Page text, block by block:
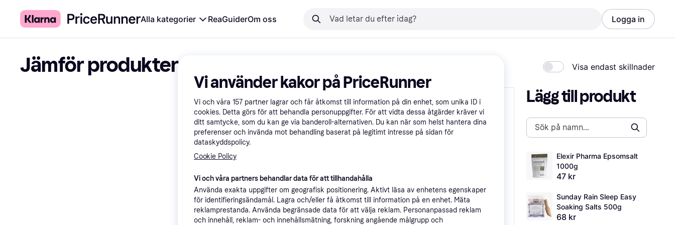
Alla kategorier ReaGuiderOm oss Logga in
Jämför produkter Visa endast skillnader
Lägg till produkt
Elexir Pharma Epsomsalt
1000g
47 kr
Sunday Rain Sleep Easy
Soaking Salts 500g
68 kr
Vi använder kakor på PriceRunner
Vi och våra 157 partner lagrar och får åtkomst till information på din enhet, som unika ID i
cookies. Detta görs för att behandla personuppgifter. För att vidta dessa åtgärder kräver vi
ditt samtycke, som du kan ge via banderoll-alternativen. Du kan när som helst hantera dina
preferenser och invända mot behandling baserat på legitimt intresse på sidan för
dataskyddspolicy.
Cookie Policy
Vi och våra partners behandlar data för att tillhandahålla
Använda exakta uppgifter om geografisk positionering. Aktivt läsa av enhetens egenskaper
för identifieringsändamål. Lagra och/eller få åtkomst till information på en enhet. Mäta
reklamprestanda. Använda begränsade data för att välja reklam. Personanpassad reklam
och innehåll, reklam- och innehållsmätning, forskning angående målgrupp och